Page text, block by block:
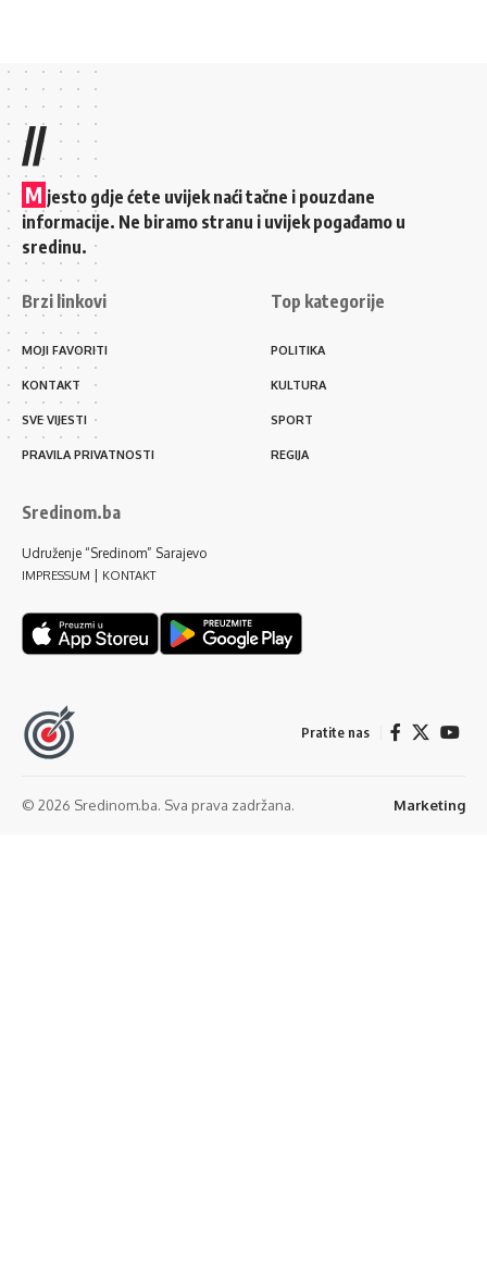
//
M jesto gdje ćete uvijek naći tačne i pouzdane
informacije. Ne biramo stranu i uvijek pogađamo u
sredinu.
Brzi linkovi
MOJI FAVORITI
KONTAKT
SVE VIJESTI
PRAVILA PRIVATNOSTI
Top kategorije
POLITIKA
KULTURA
SPORT
REGIJA
Sredinom.ba
Udruženje “Sredinom” Sarajevo
IMPRESSUM KONTAKT
Pratite nas
© 2026 Sredinom.ba. Sva prava zadržana. Marketing